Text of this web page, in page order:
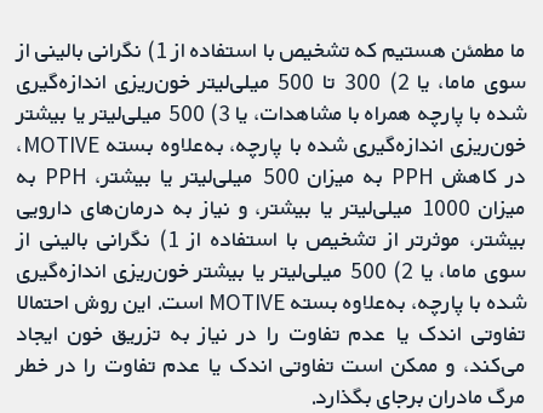
ما مطمئن هستیم که تشخیص با استفاده از 1) نگرانی بالینی از
سوی ماما، یا 2) 300 تا 500 میلی‌لیتر خون‌ریزی اندازه‌گیری
شده با پارچه همراه با مشاهدات، یا 3) 500 میلی‌لیتر یا بیشتر
خون‌ریزی اندازه‌گیری شده با پارچه، به‌علاوه بسته MOTIVE،
در کاهش PPH به میزان 500 میلی‌لیتر یا بیشتر، PPH به
میزان 1000 میلی‌لیتر یا بیشتر، و نیاز به درمان‌های دارویی
بیشتر، موثرتر از تشخیص با استفاده از 1) نگرانی بالینی از
سوی ماما، یا 2) 500 میلی‌لیتر یا بیشتر خون‌ریزی اندازه‌گیری
شده با پارچه، به‌علاوه بسته MOTIVE است. این روش احتمالا
تفاوتی اندک یا عدم تفاوت را در نیاز به تزریق خون ایجاد
می‌کند، و ممکن است تفاوتی اندک یا عدم تفاوت را در خطر
مرگ مادران برجای بگذارد.